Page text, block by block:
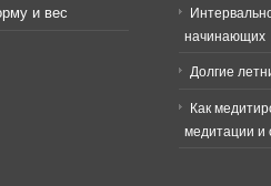
и вес
начинающих
Долгие
Как
медитации и